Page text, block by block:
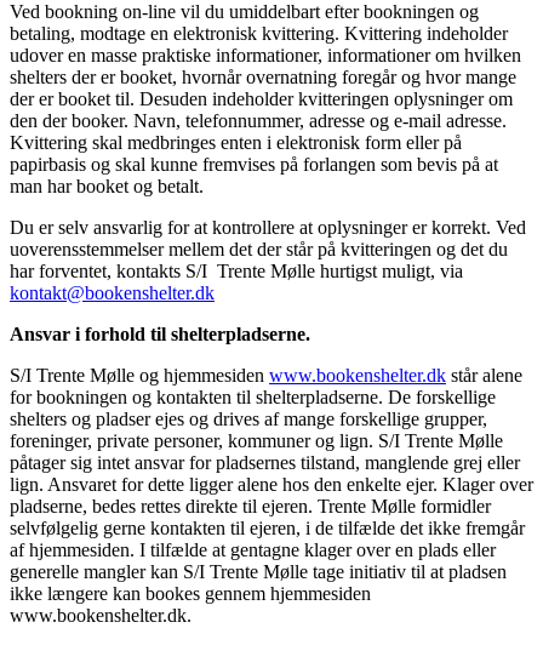
Ved bookning on-line vil du umiddelbart efter bookningen og
betaling, modtage en elektronisk kvittering. Kvittering indeholder
udover en masse praktiske informationer, informationer om hvilken
shelters der er booket, hvornår overnatning foregår og hvor mange
der er booket til. Desuden indeholder kvitteringen oplysninger om
den der booker. Navn, telefonnummer, adresse og e-mail adresse.
Kvittering skal medbringes enten i elektronisk form eller på
papirbasis og skal kunne fremvises på forlangen som bevis på at
man har booket og betalt.
Du er selv ansvarlig for at kontrollere at oplysninger er korrekt. Ved
uoverensstemmelser mellem det der står på kvitteringen og det du
har forventet, kontakts S/I Trente Mølle hurtigst muligt, via
kontakt@bookenshelter.dk
Ansvar i forhold til shelterpladserne.
S/I Trente Mølle og hjemmesiden www.bookenshelter.dk står alene
for bookningen og kontakten til shelterpladserne. De forskellige
shelters og pladser ejes og drives af mange forskellige grupper,
foreninger, private personer, kommuner og lign. S/I Trente Mølle
påtager sig intet ansvar for pladsernes tilstand, manglende grej eller
lign. Ansvaret for dette ligger alene hos den enkelte ejer. Klager over
pladserne, bedes rettes direkte til ejeren. Trente Mølle formidler
selvfølgelig gerne kontakten til ejeren, i de tilfælde det ikke fremgår
af hjemmesiden. I tilfælde at gentagne klager over en plads eller
generelle mangler kan S/I Trente Mølle tage initiativ til at pladsen
ikke længere kan bookes gennem hjemmesiden
www.bookenshelter.dk.